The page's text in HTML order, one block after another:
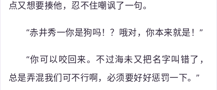
点又想要揍他，忍不住嘲讽了一句。
“赤井秀一你是狗吗！？哦对，你本来就是！”
“你可以咬回来。不过海未又把名字叫错了，
总是弄混我们可不行啊，必须要好好惩罚一下。”